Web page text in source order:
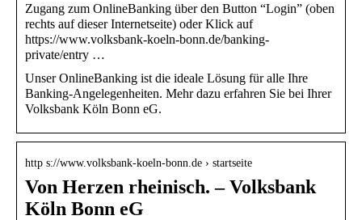
Zugang zum OnlineBanking über den Button “Login” (oben
rechts auf dieser Internetseite) oder Klick auf
https://www.volksbank-koeln-bonn.de/banking-
private/entry …
Unser OnlineBanking ist die ideale Lösung für alle Ihre
Banking-Angelegenheiten. Mehr dazu erfahren Sie bei Ihrer
Volksbank Köln Bonn eG.
http s://www.volksbank-koeln-bonn.de › startseite
Von Herzen rheinisch. – Volksbank
Köln Bonn eG